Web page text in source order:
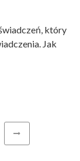
który
Jak